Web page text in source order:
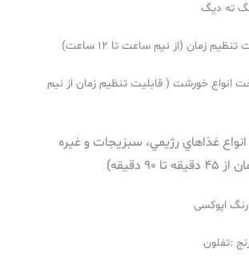
ته ديگ
زمان (از نيم ساعت تا 12 ساعت)
انواع خورشت ( قابليت تنظيم زمان از نيم
غذاهاي رژيمي، سبزيجات و غيره
دقيقه)
اپوکسی
:تفلون